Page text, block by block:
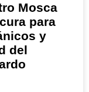
Mosca
para
y
del